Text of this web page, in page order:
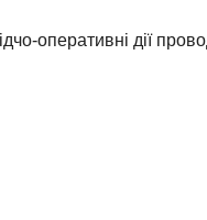
оперативні дії